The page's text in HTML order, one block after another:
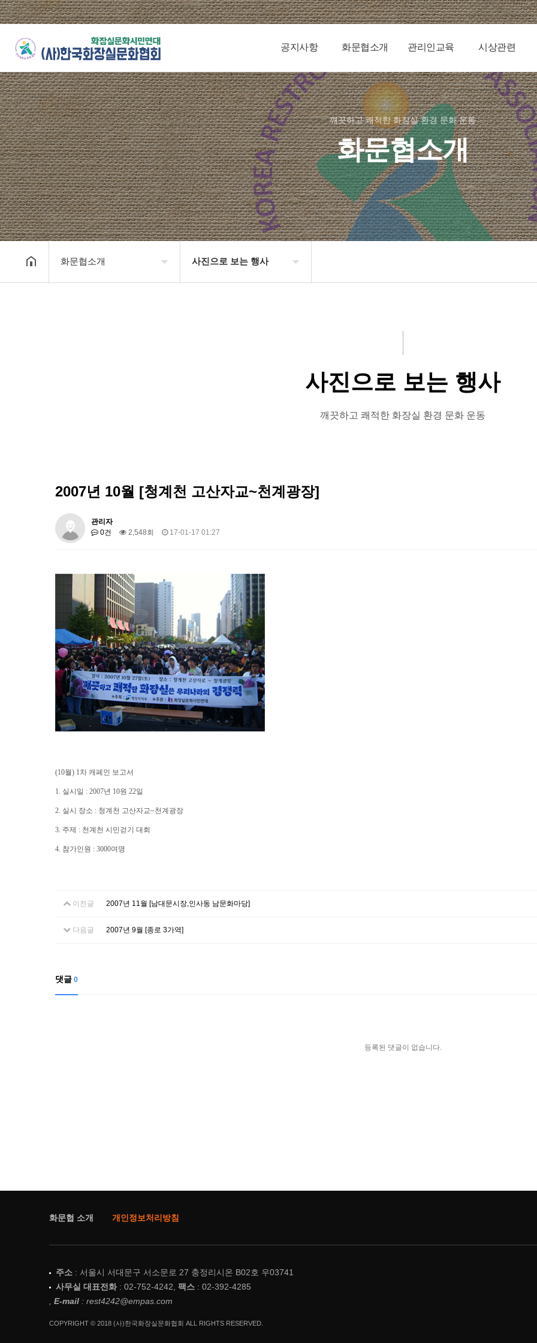
공지사항 화문협소개 관리인교육 시상관련
깨끗하고 쾌적한 화장실 환경 문화 운동
화문협소개
화문협소개 사진으로 보는 행사
사진으로 보는 행사
깨끗하고 쾌적한 화장실 환경 문화 운동
2007년 10월 [청계천 고산자교~천계광장]
관리자
0건
2,548회 17-01-17 01:27
(10월) 1차 캐페인 보고서
1. 실시일 : 2007년 10원 22일
2. 실시 장소 : 청계천 고산자교~천계광장
3. 주제 : 천계천 시민걷기 대회
4. 참가인원 : 3000여명
이전글 2007년 11월 [남대문시장,인사동 남문화마당]
다음글 2007년 9월 [종로 3가역]
댓글 0
등록된 댓글이 없습니다.
화문협 소개 개인정보처리방침
주소 : 서울시 서대문구 서소문로 27 충정리시온 B02호 우03741
사무실 대표전화: 02-752-4242, 팩스 : 02-392-4285
E-mail : rest4242@empas.com
COPYRIGHT © 2018 (사)한국화장실문화협회 ALL RIGHTS RESERVED.